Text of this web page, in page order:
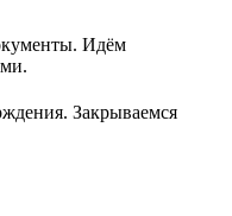
Идём
Закрываемся